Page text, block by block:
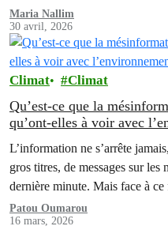
Maria Nallim
30 avril, 2026
Climat Climat
Qu’est-ce que la
qu’ont-elles à voir avec
L’information ne s’arrête
gros titres, de messages sur
dernière minute. Mais face à
Patou Oumarou
16 mars, 2026